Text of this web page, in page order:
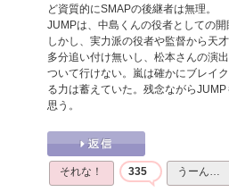
ど資質的にSMAPの後継者は無理。
JUMPは、中島くんの役者としての開
しかし、実力派の役者や監督から天
多分追い付け無いし、松本さんの演
ついて行けない。嵐は確かにブレイ
る力は蓄えていた。残念ながら
思う。
それな！ 335 うーん…